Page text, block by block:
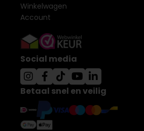
Winkelwagen
Account
Social media
Betaal snel en veilig